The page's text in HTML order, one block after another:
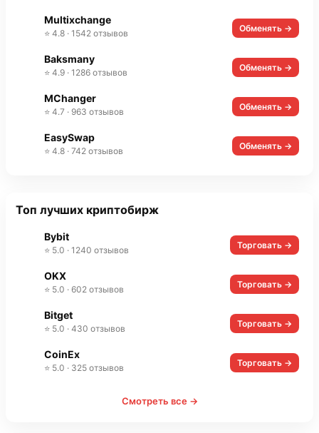
Multixchange
⭐ 4.8 · 1542 отзывов Обменять →
Baksmany
⭐ 4.9 · 1286 отзывов Обменять →
MChanger
⭐ 4.7 · 963 отзывов Обменять →
EasySwap
⭐ 4.8 · 742 отзывов Обменять →
Топ лучших криптобирж
Bybit
⭐ 5.0 · 1240 отзывов Торговать →
OKX
⭐ 5.0 · 602 отзывов Торговать →
Bitget
⭐ 5.0 · 430 отзывов Торговать →
CoinEx
⭐ 5.0 · 325 отзывов Торговать →
Смотреть все →